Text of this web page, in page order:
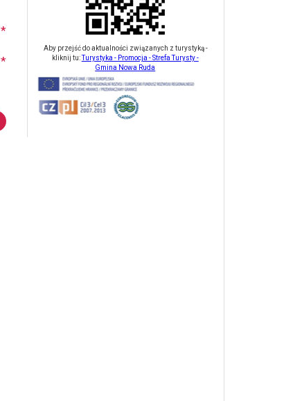
*
*
Aby przejść do aktualności związanych z turystyką -
kliknij tu:Turystyka - Promocja - Strefa Turysty -
Gmina Nowa Ruda